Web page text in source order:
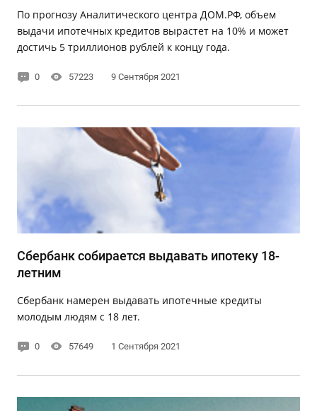
По прогнозу Аналитического центра ДОМ.РФ, объем
выдачи ипотечных кредитов вырастет на 10% и может
достичь 5 триллионов рублей к концу года.
0 57223 9 Сентября 2021
Сбербанк собирается выдавать ипотеку 18-
летним
Сбербанк намерен выдавать ипотечные кредиты
молодым людям с 18 лет.
0 57649 1 Сентября 2021